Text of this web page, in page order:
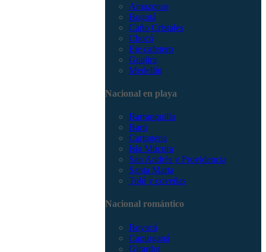
Amazonas
Bogotá
Caño Cristales
Chocó
Eje cafetero
Guajira
Medellín
Nacional en playa
Barranquilla
Barú
Cartagena
Isla Múcura
San Andrés y Providencia
Santa Marta
Tolú y coveñas
Nacional romántico
Boyacá
Capurganá
Girardot